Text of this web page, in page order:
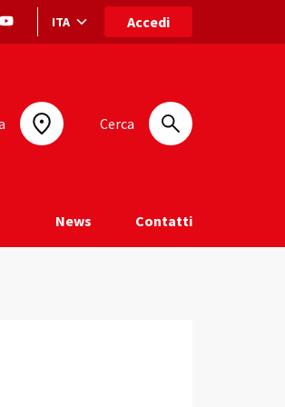
Selezione lingua: lingua selezionata
ITA Accedi
Cerca
News Contatti